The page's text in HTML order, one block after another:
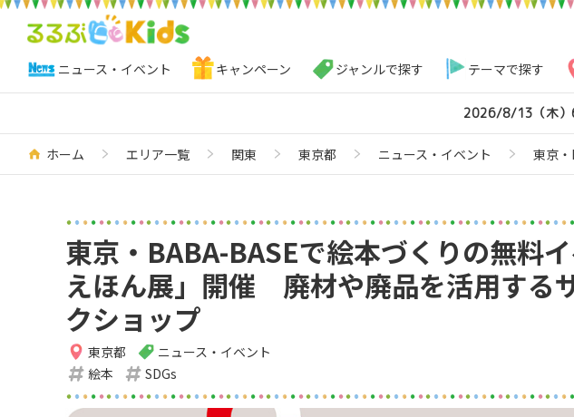
ニュース・イベント キャンペーン ジャンルで探す テーマで探す
2026/8/13（木）
ホーム エリア一覧 関東 東京都 ニュース・イベント 東京
東京・BABA-BASEで絵本づくりの無料
えほん展」開催 廃材や廃品を活用する
クショップ
東京都 ニュース・イベント
絵本
SDGs